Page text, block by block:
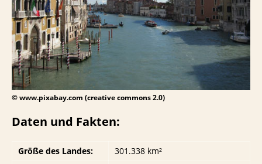
© www.pixabay.com (creative commons 2.0)
Daten und Fakten:
Größe des Landes:
301.338 km²